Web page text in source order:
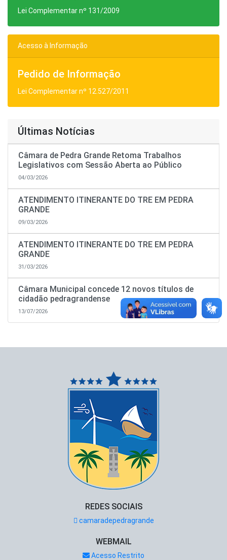
Lei Complementar nº 131/2009
Acesso à Informação
Pedido de Informação
Lei Complementar nº 12.527/2011
Últimas Notícias
Câmara de Pedra Grande Retoma Trabalhos
Legislativos com Sessão Aberta ao Público
04/03/2026
ATENDIMENTO ITINERANTE DO TRE EM PEDRA
GRANDE
09/03/2026
ATENDIMENTO ITINERANTE DO TRE EM PEDRA
GRANDE
31/03/2026
Câmara Municipal concede 12 novos títulos de
cidadão pedragrandense
13/07/2026
REDES SOCIAIS
camaradepedragrande
WEBMAIL
Acesso Restrito